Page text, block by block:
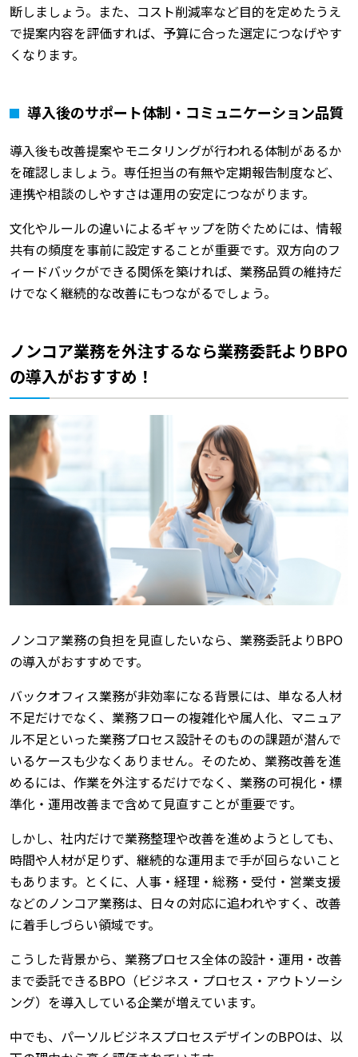
断しましょう。また、コスト削減率など目的を定めたうえ
で提案内容を評価すれば、予算に合った選定につなげやす
くなります。
導入後のサポート体制・コミュニケーション品質
導入後も改善提案やモニタリングが行われる体制があるか
を確認しましょう。専任担当の有無や定期報告制度など、
連携や相談のしやすさは運用の安定につながります。
文化やルールの違いによるギャップを防ぐためには、情報
共有の頻度を事前に設定することが重要です。双方向のフ
ィードバックができる関係を築ければ、業務品質の維持だ
けでなく継続的な改善にもつながるでしょう。
ノンコア業務を外注するなら業務委託よりBPO
の導入がおすすめ！
ノンコア業務の負担を見直したいなら、業務委託よりBPO
の導入がおすすめです。
バックオフィス業務が非効率になる背景には、単なる人材
不足だけでなく、業務フローの複雑化や属人化、マニュア
ル不足といった業務プロセス設計そのものの課題が潜んで
いるケースも少なくありません。そのため、業務改善を進
めるには、作業を外注するだけでなく、業務の可視化・標
準化・運用改善まで含めて見直すことが重要です。
しかし、社内だけで業務整理や改善を進めようとしても、
時間や人材が足りず、継続的な運用まで手が回らないこと
もあります。とくに、人事・経理・総務・受付・営業支援
などのノンコア業務は、日々の対応に追われやすく、改善
に着手しづらい領域です。
こうした背景から、業務プロセス全体の設計・運用・改善
まで委託できるBPO（ビジネス・プロセス・アウトソーシ
ング）を導入している企業が増えています。
中でも、パーソルビジネスプロセスデザインのBPOは、以